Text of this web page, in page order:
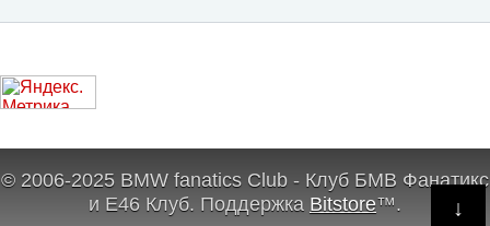
↓
© 2006-2025 BMW fanatics Club - Клуб БМВ Фанатикс
и Е46 Клуб. Поддержка Bitstore™.